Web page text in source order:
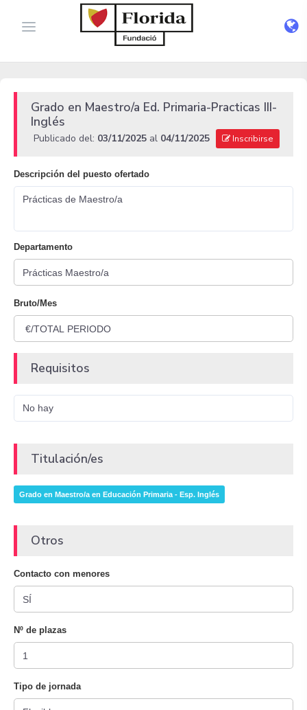
Grado en Maestro/a Ed. Primaria-Practicas III-
Inglés
Publicado del: 03/11/2025 al 04/11/2025 Inscribirse
Descripción del puesto ofertado
Prácticas de Maestro/a
Departamento
Bruto/Mes
Requisitos
No hay
Titulación/es
Grado en Maestro/a en Educación Primaria - Esp. Inglés
Otros
Contacto con menores
Nº de plazas
Tipo de jornada